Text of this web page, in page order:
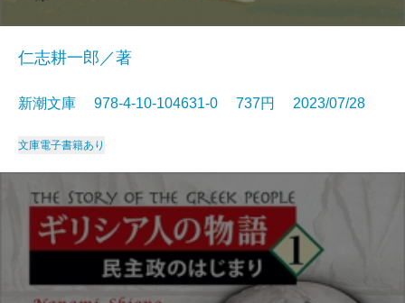
仁志耕一郎／著
新潮文庫 978-4-10-104631-0 737円 2023/07/28
文庫電子書籍あり